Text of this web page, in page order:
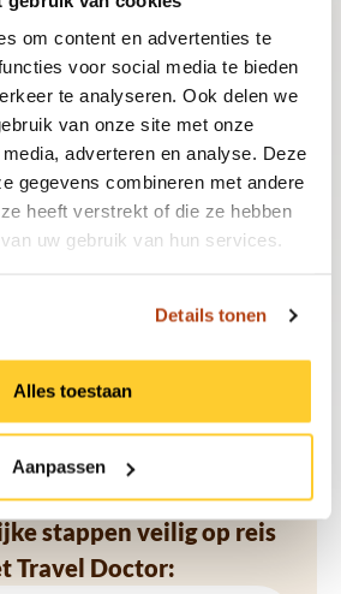
om content en advertenties te
voor social media te bieden
te analyseren. Ook delen we
van onze site met onze
adverteren en analyse. Deze
gegevens combineren met andere
heeft verstrekt of die ze hebben
uw gebruik van hun services.
Details tonen
Alles toestaan
Aanpassen
zorgen ervoor dat je
en gezond op reis gaat, met
en snelle service. Zo kun je
genieten van je avonturen
tijdens je reis.
vandaag nog!
stappen veilig op reis
Travel Doctor: